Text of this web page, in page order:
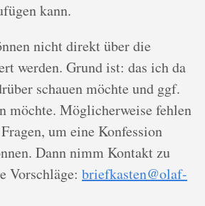
kann.
nicht direkt über die
werden. Grund ist: das ich da
schauen möchte und ggf.
möchte. Möglicherweise fehlen
um eine Konfession
Dann nimm Kontakt zu
Vorschläge: briefkasten@olaf-